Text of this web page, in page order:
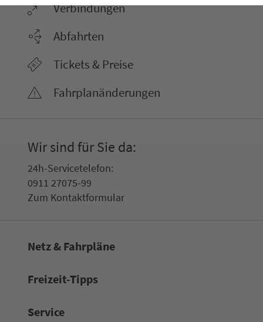
Ver­bin­dungen
Abfahrten
Tickets & Preise
Fahr­plan­ände­rungen
Wir sind für Sie da:
24h-Ser­vice­te­le­fon:
0911 27075-99
Zum Kon­taktformular
Netz & Fahrpläne
Frei­zeit-Tipps
Service